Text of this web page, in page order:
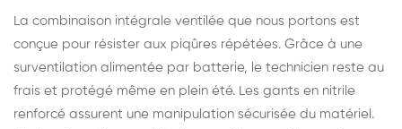
La combinaison intégrale ventilée que nous portons est
conçue pour résister aux piqûres répétées. Grâce à une
surventilation alimentée par batterie, le technicien reste au
frais et protégé même en plein été. Les gants en nitrile
renforcé assurent une manipulation sécurisée du matériel.